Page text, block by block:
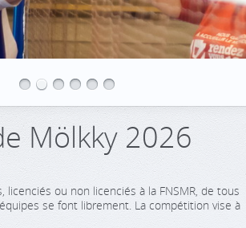
Mölkky 2026
ou non licenciés à la FNSMR, de tous
se font librement. La compétition vise à